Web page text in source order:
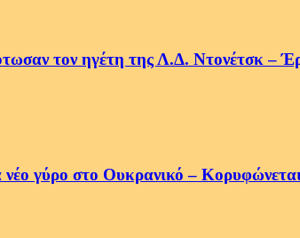
τον ηγέτη της Λ.Δ. Ντονέτσκ –
γύρο στο Ουκρανικό –